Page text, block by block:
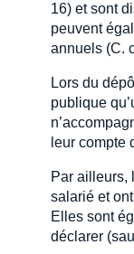
16) et sont
peuvent
annuels (C.
Lors du
publique
leur compte
Par ailleurs,
salarié et
Elles sont
déclarer